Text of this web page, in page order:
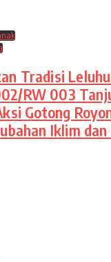
Tradisi
RW 003
Gotong
Iklim dan